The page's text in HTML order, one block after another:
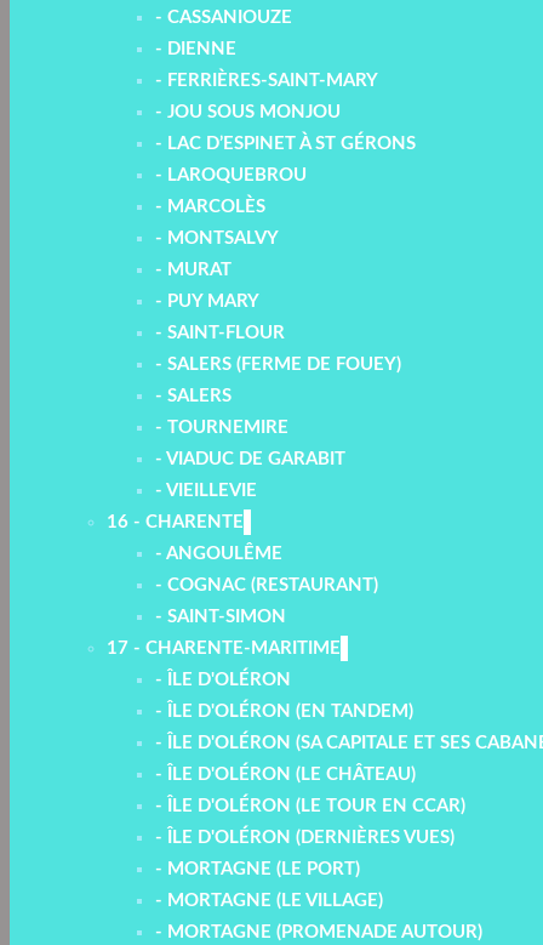
- CASSANIOUZE
- DIENNE
- FERRIÈRES-SAINT-MARY
- JOU SOUS MONJOU
- LAC D’ESPINET À ST GÉRONS
- LAROQUEBROU
- MARCOLÈS
- MONTSALVY
- MURAT
- PUY MARY
- SAINT-FLOUR
- SALERS (FERME DE FOUEY)
- SALERS
- TOURNEMIRE
- VIADUC DE GARABIT
- VIEILLEVIE
16 - CHARENTE
- ANGOULÊME
- COGNAC (RESTAURANT)
- SAINT-SIMON
17 - CHARENTE-MARITIME
- ÎLE D'OLÉRON
- ÎLE D'OLÉRON (EN TANDEM)
- ÎLE D'OLÉRON (SA CAPITALE ET SES
- ÎLE D'OLÉRON (LE CHÂTEAU)
- ÎLE D'OLÉRON (LE TOUR EN CCAR)
- ÎLE D'OLÉRON (DERNIÈRES VUES)
- MORTAGNE (LE PORT)
- MORTAGNE (LE VILLAGE)
- MORTAGNE (PROMENADE AUTOUR)